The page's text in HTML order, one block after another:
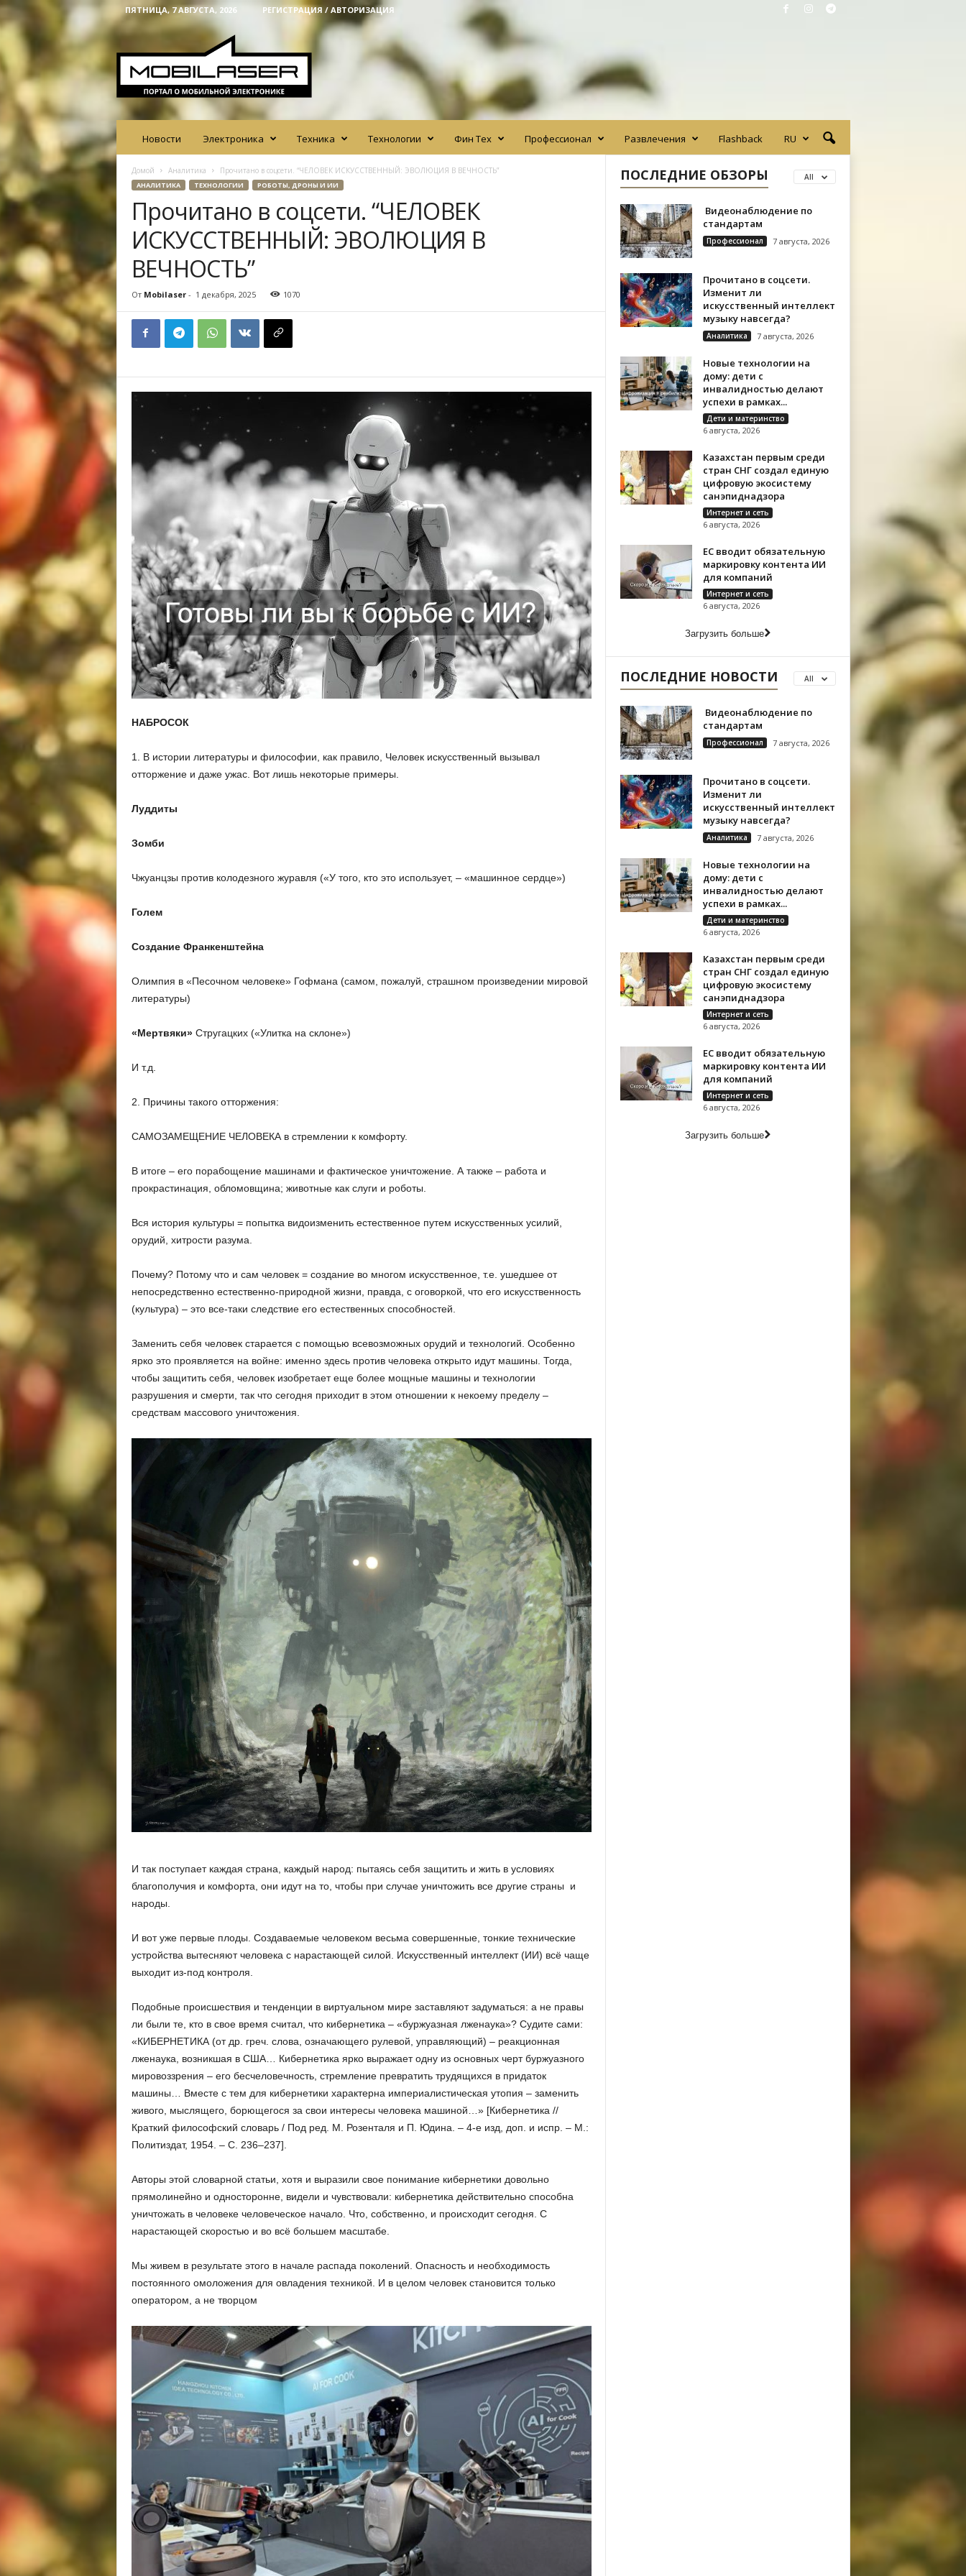
ПЯТНИЦА, 7 АВГУСТА, 2026 РЕГИСТРАЦИЯ / АВТОРИЗАЦИЯ
M
i
s
e
r
Новости Электроника Техника Технологии Фин Тех Профессионал Развлечения Flashback RU
Домой Аналитика Прочитано в соцсети. “ЧЕЛОВЕК ИСКУССТВЕННЫЙ: ЭВОЛЮЦИЯ В ВЕЧНОСТЬ”
АНАЛИТИКА ТЕХНОЛОГИИ РОБОТЫ, ДРОНЫ И ИИ
Прочитано в соцсети. “ЧЕЛОВЕК
ИСКУССТВЕННЫЙ: ЭВОЛЮЦИЯ В
ВЕЧНОСТЬ”
От Mobilaser- 1 декабря, 2025 1070
НАБРОСОК
1. В истории литературы и философии, как правило, Человек искусственный вызывал
отторжение и даже ужас. Вот лишь некоторые примеры.
Луддиты
Зомби
Чжуанцзы против колодезного журавля («У того, кто это использует, – «машинное сердце»)
Голем
Создание Франкенштейна
Олимпия в «Песочном человеке» Гофмана (самом, пожалуй, страшном произведении мировой
литературы)
«Мертвяки»Стругацких («Улитка на склоне»)
И т.д.
2. Причины такого отторжения:
САМОЗАМЕЩЕНИЕ ЧЕЛОВЕКА в стремлении к комфорту.
В итоге – его порабощение машинами и фактическое уничтожение. А также – работа и
прокрастинация, обломовщина; животные как слуги и роботы.
Вся история культуры = попытка видоизменить естественное путем искусственных усилий,
орудий, хитрости разума.
Почему? Потому что и сам человек = создание во многом искусственное, т.е. ушедшее от
непосредственно естественно-природной жизни, правда, с оговоркой, что его искусственность
(культура) – это все-таки следствие его естественных способностей.
Заменить себя человек старается с помощью всевозможных орудий и технологий. Особенно
ярко это проявляется на войне: именно здесь против человека открыто идут машины. Тогда,
чтобы защитить себя, человек изобретает еще более мощные машины и технологии
разрушения и смерти, так что сегодня приходит в этом отношении к некоему пределу –
средствам массового уничтожения.
И так поступает каждая страна, каждый народ: пытаясь себя защитить и жить в условиях
благополучия и комфорта, они идут на то, чтобы при случае уничтожить все другие страны и
народы.
И вот уже первые плоды. Создаваемые человеком весьма совершенные, тонкие технические
устройства вытесняют человека с нарастающей силой. Искусственный интеллект (ИИ) всё чаще
выходит из-под контроля.
Подобные происшествия и тенденции в виртуальном мире заставляют задуматься: а не правы
ли были те, кто в свое время считал, что кибернетика – «буржуазная лженаука»? Судите сами:
«КИБЕРНЕТИКА (от др. греч. слова, означающего рулевой, управляющий) – реакционная
лженаука, возникшая в США… Кибернетика ярко выражает одну из основных черт буржуазного
мировоззрения – его бесчеловечность, стремление превратить трудящихся в придаток
машины… Вместе с тем для кибернетики характерна империалистическая утопия – заменить
живого, мыслящего, борющегося за свои интересы человека машиной…» [Кибернетика //
Краткий философский словарь / Под ред. М. Розенталя и П. Юдина. – 4-е изд, доп. и испр. – М.:
Политиздат, 1954. – С. 236–237].
Авторы этой словарной статьи, хотя и выразили свое понимание кибернетики довольно
прямолинейно и односторонне, видели и чувствовали: кибернетика действительно способна
уничтожать в человеке человеческое начало. Что, собственно, и происходит сегодня. С
нарастающей скоростью и во всё большем масштабе.
Мы живем в результате этого в начале распада поколений. Опасность и необходимость
постоянного омоложения для овладения техникой. И в целом человек становится только
оператором, а не творцом
ПОСЛЕДНИЕ ОБЗОРЫ All
Видеонаблюдение по
стандартам
Профессионал 7 августа, 2026
Прочитано в соцсети.
Изменит ли
искусственный интеллект
музыку навсегда?
Аналитика 7 августа, 2026
Новые технологии на
дому: дети с
инвалидностью делают
успехи в рамках...
Дети и материнство
6 августа, 2026
Казахстан первым среди
стран СНГ создал единую
цифровую экосистему
санэпиднадзора
Интернет и сеть
6 августа, 2026
ЕС вводит обязательную
маркировку контента ИИ
для компаний
Интернет и сеть
6 августа, 2026
Загрузить больше
ПОСЛЕДНИЕ НОВОСТИ All
Видеонаблюдение по
стандартам
Профессионал 7 августа, 2026
Прочитано в соцсети.
Изменит ли
искусственный интеллект
музыку навсегда?
Аналитика 7 августа, 2026
Новые технологии на
дому: дети с
инвалидностью делают
успехи в рамках...
Дети и материнство
6 августа, 2026
Казахстан первым среди
стран СНГ создал единую
цифровую экосистему
санэпиднадзора
Интернет и сеть
6 августа, 2026
ЕС вводит обязательную
маркировку контента ИИ
для компаний
Интернет и сеть
6 августа, 2026
Загрузить больше